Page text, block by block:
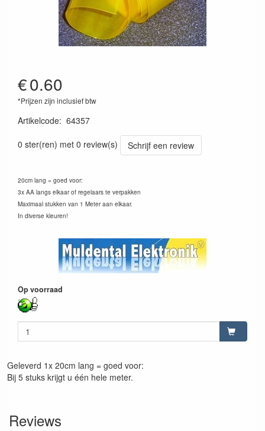
€0.60
*Prijzen zijn inclusief btw
Artikelcode: 64357
0 ster(ren) met 0 review(s)
Schrijf een review
20cm lang = goed voor:
3x AA langs elkaar of regelaars te verpakken
Maximaal stukken van 1 Meter aan elkaar.
In diverse kleuren!
Op voorraad
Geleverd 1x 20cm lang = goed voor:
Bij 5 stuks krijgt u één hele meter.
Reviews